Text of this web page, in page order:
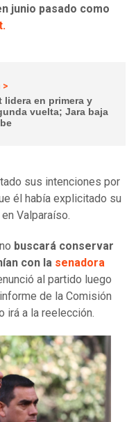
junio pasado como
>
lidera en primera y
vuelta; Jara baja
sus intenciones por
él había explicitado su
Valparaíso.
buscará conservar
con la senadora
al partido luego
de la Comisión
irá a la reelección.